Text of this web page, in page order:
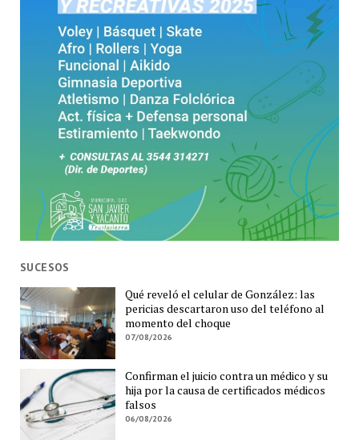
SUCESOS
Qué reveló el celular de González: las
pericias descartaron uso del teléfono al
momento del choque
07/08/2026
Confirman el juicio contra un médico y su
hija por la causa de certificados médicos
falsos
06/08/2026